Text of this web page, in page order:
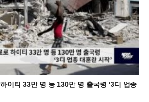
이티 33만 명 등 130만 명 출국령 ‘3디 업종